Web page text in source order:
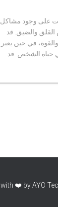
على وجود مشاكل
والضيق. قد
في حين يعبر
حياة الشخص. قد